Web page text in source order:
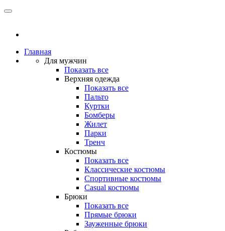
Главная
Для мужчин
Показать все
Верхняя одежда
Показать все
Пальто
Куртки
Бомберы
Жилет
Парки
Тренч
Костюмы
Показать все
Классические костюмы
Спортивные костюмы
Casual костюмы
Брюки
Показать все
Прямые брюки
Зауженные брюки